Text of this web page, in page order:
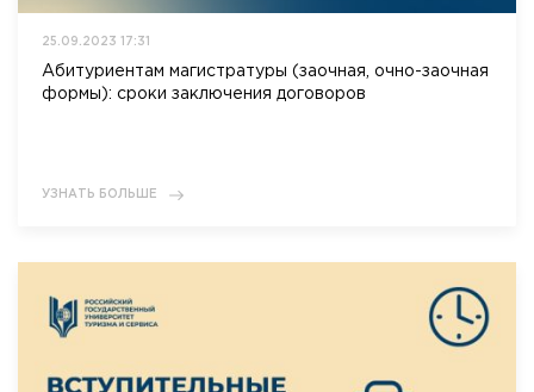
25.09.2023 17:31
Абитуриентам магистратуры (заочная, очно-заочная
формы): сроки заключения договоров
УЗНАТЬ БОЛЬШЕ